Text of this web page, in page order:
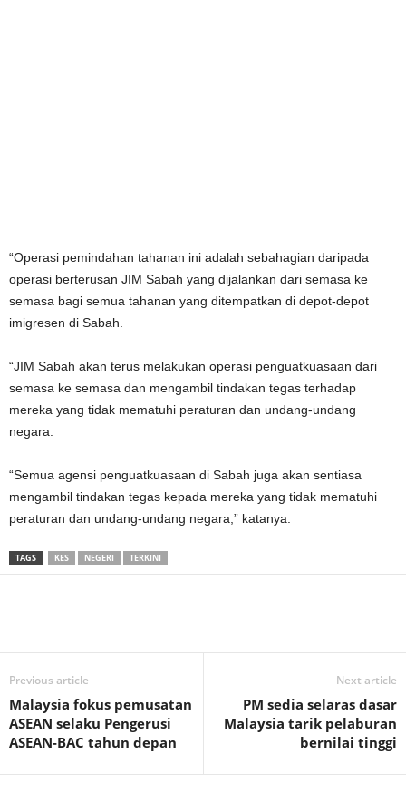
“Operasi pemindahan tahanan ini adalah sebahagian daripada
operasi berterusan JIM Sabah yang dijalankan dari semasa ke
semasa bagi semua tahanan yang ditempatkan di depot-depot
imigresen di Sabah.
“JIM Sabah akan terus melakukan operasi penguatkuasaan dari
semasa ke semasa dan mengambil tindakan tegas terhadap
mereka yang tidak mematuhi peraturan dan undang-undang
negara.
“Semua agensi penguatkuasaan di Sabah juga akan sentiasa
mengambil tindakan tegas kepada mereka yang tidak mematuhi
peraturan dan undang-undang negara,” katanya.
TAGS KES NEGERI TERKINI
Previous article
Malaysia fokus pemusatan
ASEAN selaku Pengerusi
ASEAN-BAC tahun depan
Next article
PM sedia selaras dasar
Malaysia tarik pelaburan
bernilai tinggi